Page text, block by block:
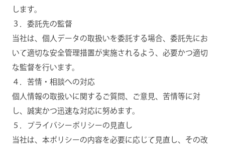
します。
３．委託先の監督
当社は、個人データの取扱いを委託する場合、委託先にお
いて適切な安全管理措置が実施されるよう、必要かつ適切
な監督を行います。
４．苦情・相談への対応
個人情報の取扱いに関するご質問、ご意見、苦情等に対
し、誠実かつ迅速な対応に努めます。
５．プライバシーポリシーの見直し
当社は、本ポリシーの内容を必要に応じて見直し、その改